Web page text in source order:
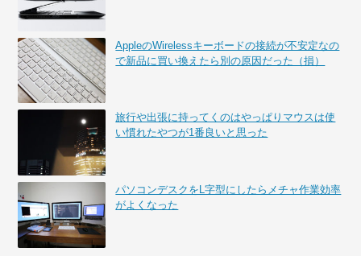
AppleのWirelessキーボードの接続が不安定なの
で新品に買い換えたら別の原因だった（損）
旅行や出張に持ってくのはやっぱりマウスは使
い慣れたやつが1番良いと思った
パソコンデスクをL字型にしたらメチャ作業効率
がよくなった